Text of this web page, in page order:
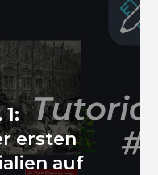
ersten
auf